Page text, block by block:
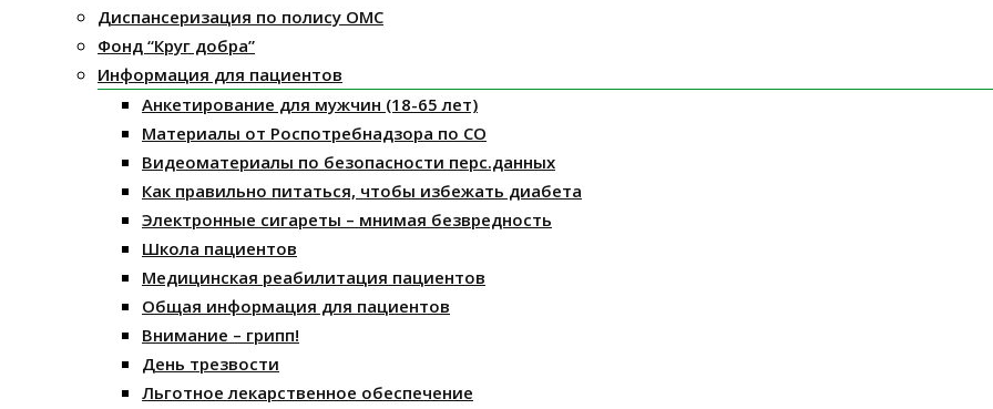
Диспансеризация по полису ОМС
Фонд “Круг добра”
Информация для пациентов
Анкетирование для мужчин (18-65 лет)
Материалы от Роспотребнадзора по СО
Видеоматериалы по безопасности перс.данных
Как правильно питаться, чтобы избежать диабета
Электронные сигареты – мнимая безвредность
Школа пациентов
Медицинская реабилитация пациентов
Общая информация для пациентов
Внимание – грипп!
День трезвости
Льготное лекарственное обеспечение